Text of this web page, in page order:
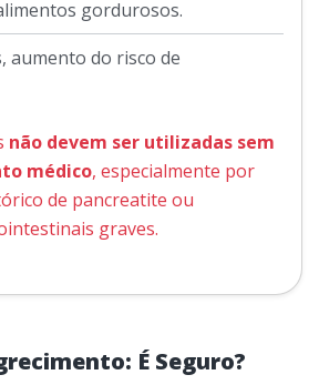
gordurosos.
aumento do risco de
não devem ser utilizadas sem
médico, especialmente por
de pancreatite ou
graves.
É Seguro?